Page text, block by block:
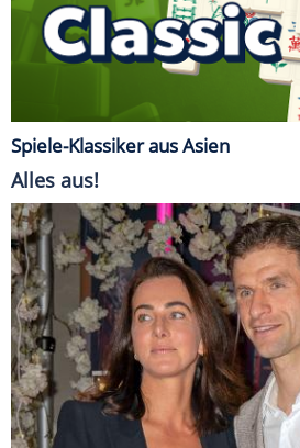
Spiele-Klassiker aus Asien
Alles aus!